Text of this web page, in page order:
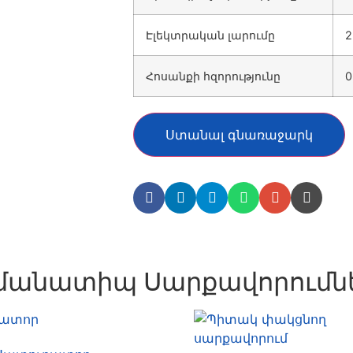
Էլեկտրական լարումը
Հոսանքի հզորությունը
Ստանալ գնառաջարկ